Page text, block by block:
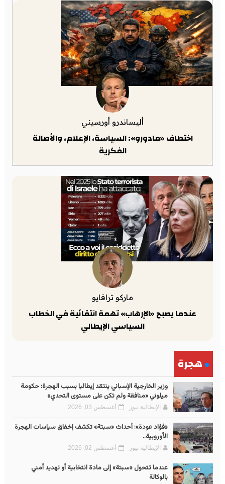
أليساندرو أورسيني
اختطاف «مادورو»: السياسة، الإعلام، والأصالة
الفكرية
ماركو ترافايو
عندما يصبح «الإرهاب» تهمة انتقائية في الخطاب
السياسي الإيطالي
هجرة
وزير الخارجية الإسباني ينتقد إيطاليا بسبب الهجرة: حكومة
ميلوني «منافقة ولم تكن على مستوى التحدي»
الإيطالية نيوز أغسطس 03, 2026
«فؤاد عودة»: أحداث «سبتة» تكشف إخفاق سياسات الهجرة
الأوروبية..
الإيطالية نيوز أغسطس 02, 2026
عندما تتحول «سبتة» إلى مادة انتخابية أو تهديد أمني
بالوكالة